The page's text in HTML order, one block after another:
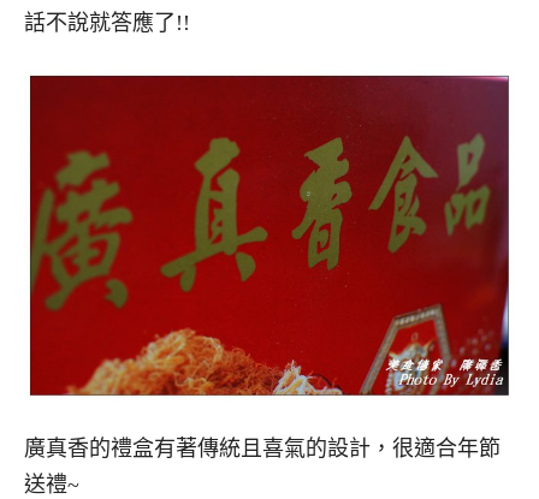
話不說就答應了!!
廣真香的禮盒有著傳統且喜氣的設計，很適合年節
送禮~